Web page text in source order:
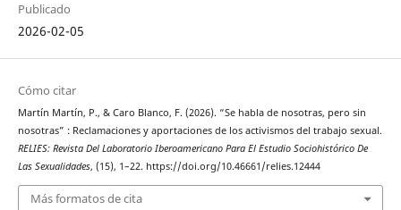
Publicado
2026-02-05
Cómo citar
Martín Martín, P., & Caro Blanco, F. (2026). “Se habla de nosotras, pero sin
nosotras” : Reclamaciones y aportaciones de los activismos del trabajo sexual.
RELIES: Revista Del Laboratorio Iberoamericano Para El Estudio Sociohistórico De
Las Sexualidades, (15), 1–22. https://doi.org/10.46661/relies.12444
Más formatos de cita